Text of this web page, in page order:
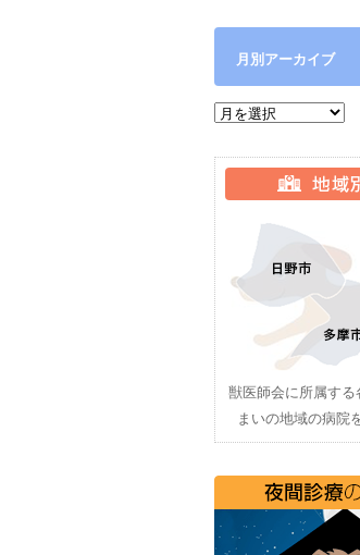
月別アーカイブ
月別アーカイブ
獣医師会に所属す
まいの地域の病院